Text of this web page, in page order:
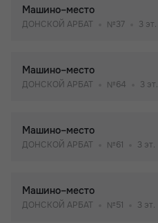
Машино–место
ДОНСКОЙ АРБАТ №37 3 эт.
Машино–место
ДОНСКОЙ АРБАТ №64 3 эт.
Машино–место
ДОНСКОЙ АРБАТ №61 3 эт.
Машино–место
ДОНСКОЙ АРБАТ №51 3 эт.